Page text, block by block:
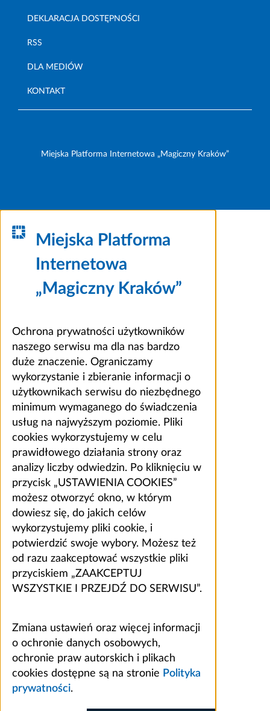
DEKLARACJA DOSTĘPNOŚCI
RSS
DLA MEDIÓW
KONTAKT
Miejska Platforma Internetowa „Magiczny Kraków”
Miejska Platforma
Internetowa
„Magiczny Kraków”
Ochrona prywatności użytkowników
naszego serwisu ma dla nas bardzo
duże znaczenie. Ograniczamy
wykorzystanie i zbieranie informacji o
użytkownikach serwisu do niezbędnego
minimum wymaganego do świadczenia
usług na najwyższym poziomie. Pliki
cookies wykorzystujemy w celu
prawidłowego działania strony oraz
analizy liczby odwiedzin. Po kliknięciu w
przycisk „USTAWIENIA COOKIES”
możesz otworzyć okno, w którym
dowiesz się, do jakich celów
wykorzystujemy pliki cookie, i
potwierdzić swoje wybory. Możesz też
od razu zaakceptować wszystkie pliki
przyciskiem „ZAAKCEPTUJ
WSZYSTKIE I PRZEJDŹ DO SERWISU”.
Zmiana ustawień oraz więcej informacji
o ochronie danych osobowych,
ochronie praw autorskich i plikach
cookies dostępne są na stronie Polityka
prywatności.